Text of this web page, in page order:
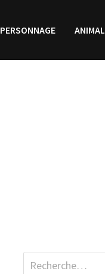
PERSONNAGE ANIMAL
Rechercher :